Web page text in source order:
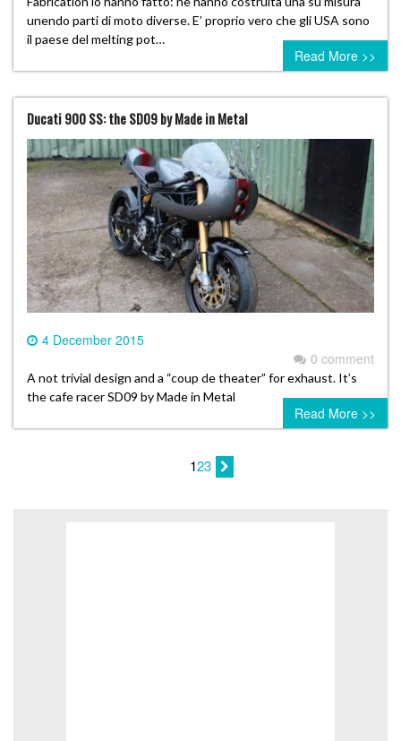
unendo parti di moto diverse. E’ proprio vero che gli USA sono
il paese del melting pot…
Read More >>
Ducati 900 SS: the SD09 by Made in Metal
4 December 2015
0 comment
A not trivial design and a “coup de theater” for exhaust. It’s
the cafe racer SD09 by Made in Metal
Read More >>
123